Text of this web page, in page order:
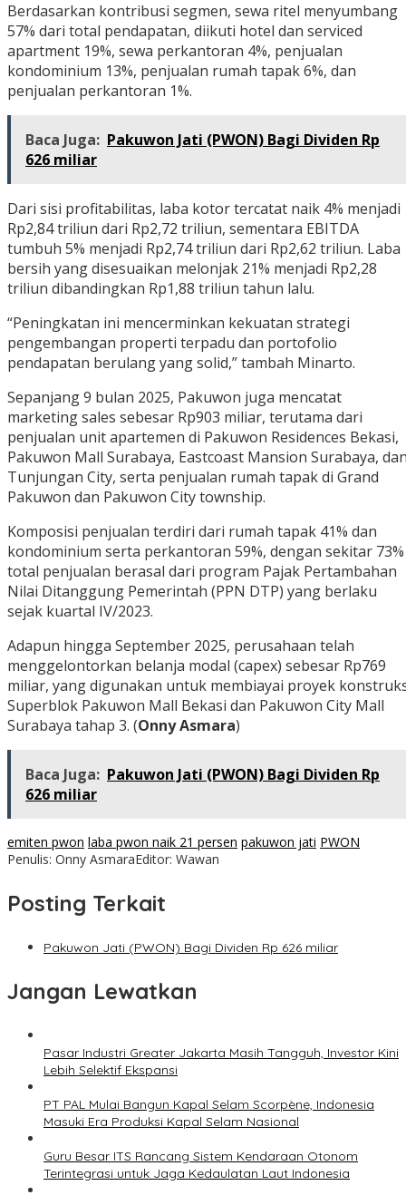
Berdasarkan kontribusi segmen, sewa ritel menyumbang
57% dari total pendapatan, diikuti hotel dan serviced
apartment 19%, sewa perkantoran 4%, penjualan
kondominium 13%, penjualan rumah tapak 6%, dan
penjualan perkantoran 1%.
Baca Juga: Pakuwon Jati (PWON) Bagi Dividen Rp
626 miliar
Dari sisi profitabilitas, laba kotor tercatat naik 4% menjadi
Rp2,84 triliun dari Rp2,72 triliun, sementara EBITDA
tumbuh 5% menjadi Rp2,74 triliun dari Rp2,62 triliun. Laba
bersih yang disesuaikan melonjak 21% menjadi Rp2,28
triliun dibandingkan Rp1,88 triliun tahun lalu.
“Peningkatan ini mencerminkan kekuatan strategi
pengembangan properti terpadu dan portofolio
pendapatan berulang yang solid,” tambah Minarto.
Sepanjang 9 bulan 2025, Pakuwon juga mencatat
marketing sales sebesar Rp903 miliar, terutama dari
penjualan unit apartemen di Pakuwon Residences Bekasi,
Pakuwon Mall Surabaya, Eastcoast Mansion Surabaya,
Tunjungan City, serta penjualan rumah tapak di Grand
Pakuwon dan Pakuwon City township.
Komposisi penjualan terdiri dari rumah tapak 41% dan
kondominium serta perkantoran 59%, dengan sekitar 73%
total penjualan berasal dari program Pajak Pertambahan
Nilai Ditanggung Pemerintah (PPN DTP) yang berlaku
sejak kuartal IV/2023.
Adapun hingga September 2025, perusahaan telah
menggelontorkan belanja modal (capex) sebesar Rp769
miliar, yang digunakan untuk membiayai proyek
Superblok Pakuwon Mall Bekasi dan Pakuwon City Mall
Surabaya tahap 3. (Onny Asmara)
Baca Juga: Pakuwon Jati (PWON) Bagi Dividen Rp
626 miliar
emiten pwon laba pwon naik 21 persen pakuwon jati PWON
Penulis: Onny AsmaraEditor: Wawan
Posting Terkait
Pakuwon Jati (PWON) Bagi Dividen Rp 626 miliar
Jangan Lewatkan
Pasar Industri Greater Jakarta Masih Tangguh, Investor Kini
Lebih Selektif Ekspansi
PT PAL Mulai Bangun Kapal Selam Scorpène, Indonesia
Masuki Era Produksi Kapal Selam Nasional
Guru Besar ITS Rancang Sistem Kendaraan Otonom
Terintegrasi untuk Jaga Kedaulatan Laut Indonesia